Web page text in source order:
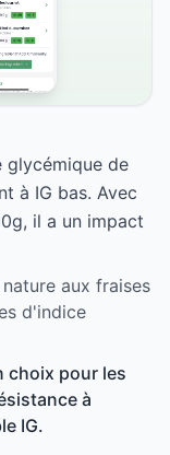
glycémique de
à IG bas. Avec
il a un impact
aux fraises
d'indice
choix pour les
à
IG.